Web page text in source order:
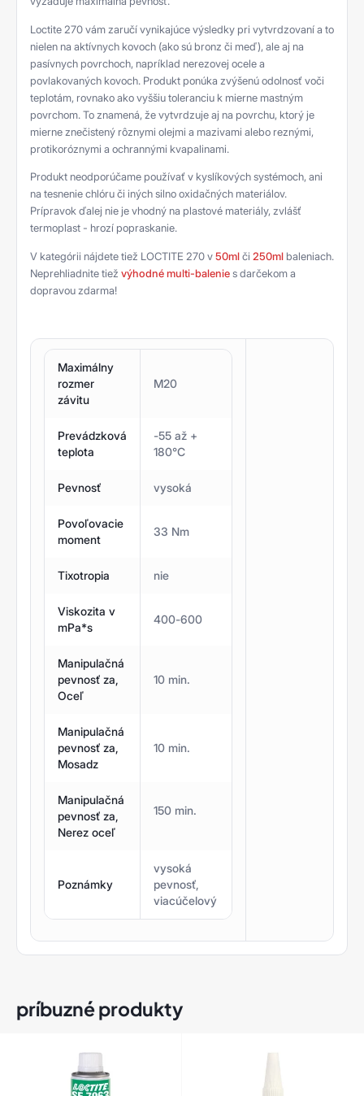
Loctite 270 vám zaručí vynikajúce výsledky pri vytvrdzovaní a to
nielen na aktívnych kovoch (ako sú bronz či meď), ale aj na
pasívnych povrchoch, napríklad nerezovej ocele a
povlakovaných kovoch. Produkt ponúka zvýšenú odolnosť voči
teplotám, rovnako ako vyššiu toleranciu k mierne mastným
povrchom. To znamená, že vytvrdzuje aj na povrchu, ktorý je
mierne znečistený rôznymi olejmi a mazivami alebo reznými,
protikoróznymi a ochrannými kvapalinami.
Produkt neodporúčame používať v kyslíkových systémoch, ani
na tesnenie chlóru či iných silno oxidačných materiálov.
Prípravok ďalej nie je vhodný na plastové materiály, zvlášť
termoplast - hrozí popraskanie.
V kategórii nájdete tiež LOCTITE 270 v50mlči 250ml baleniach.
Neprehliadnite tiež výhodné multi-balenies darčekom a
dopravou zdarma!
Maximálny
rozmer
závitu
M20
Prevádzková
teplota
-55 až +
180°C
Pevnosť vysoká
Povoľovacie
moment
33 Nm
Tixotropia nie
Viskozita v
mPa*s
400-600
Manipulačná
pevnosť za,
Oceľ
10 min.
Manipulačná
pevnosť za,
Mosadz
10 min.
Manipulačná
pevnosť za,
Nerez oceľ
150 min.
Poznámky
vysoká
pevnosť,
viacúčelový
príbuzné produkty